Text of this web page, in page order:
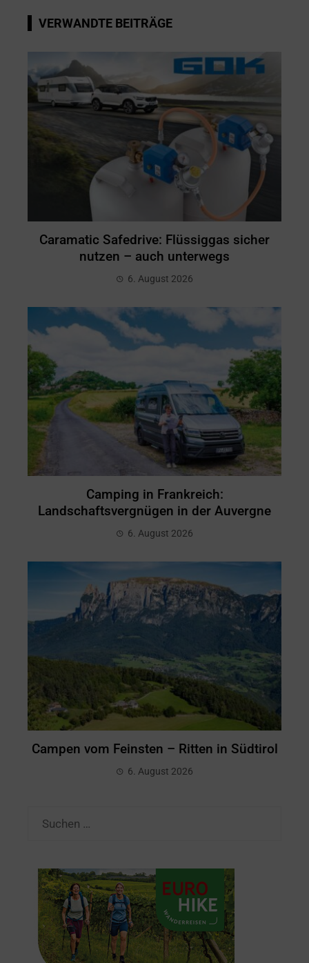
VERWANDTE BEITRÄGE
Caramatic Safedrive: Flüssiggas sicher
nutzen – auch unterwegs
6. August 2026
Camping in Frankreich:
Landschaftsvergnügen in der Auvergne
6. August 2026
Campen vom Feinsten – Ritten in Südtirol
6. August 2026